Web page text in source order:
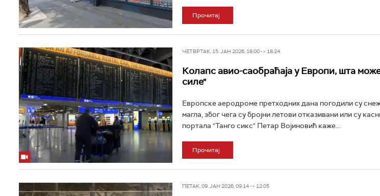
Прочитај
ЧЕТВРТАК, 15. ЈАН 2026, 18:00 -> 18:24
Колапс авио-саобраћаја у Европи, шта
силе"
Европске аеродроме претходних дана погодили су
магла, због чега су бројни летови отказивани или су
портала "Танго сикс" Петар Војиновић каже...
Прочитај
ПЕТАК, 09. ЈАН 2026, 09:14 -> 12:05